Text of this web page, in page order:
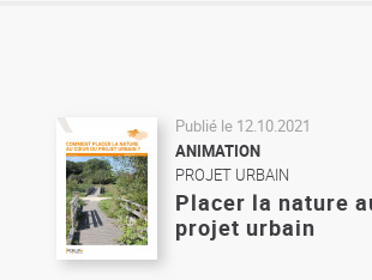
Publié le 12.10.2021
ANIMATION
PROJET URBAIN
Placer la nature
projet urbain